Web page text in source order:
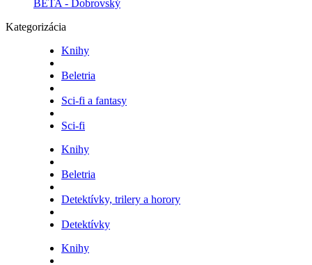
BETA - Dobrovský
Kategorizácia
Knihy
Beletria
Sci-fi a fantasy
Sci-fi
Knihy
Beletria
Detektívky, trilery a horory
Detektívky
Knihy